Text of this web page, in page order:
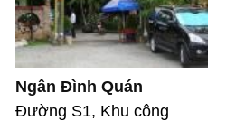
Ngân Đình Quán
Đường S1, Khu công